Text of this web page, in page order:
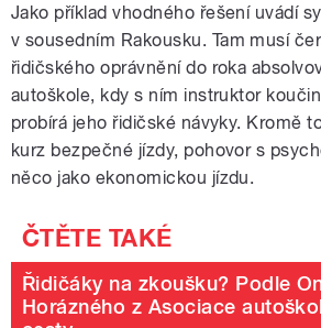
Jako příklad vhodného řešení uvádí
v sousedním Rakousku. Tam musí
řidičského oprávnění do roka
autoškole, kdy s ním instruktor
probírá jeho řidičské návyky. Kromě
kurz bezpečné jízdy, pohovor s
něco jako ekonomickou jízdu.
Řidičáky na zkoušku? Podle
Horázného z Asociace